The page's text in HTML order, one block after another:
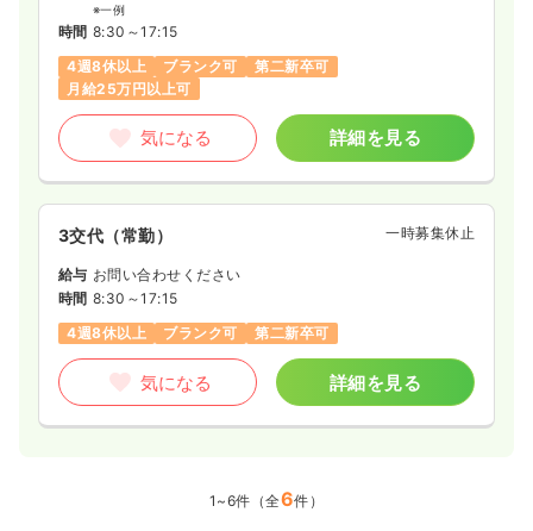
※一例
時間 8:30～17:15
4週8休以上
ブランク可
第二新卒可
月給25万円以上可
気になる 詳細を見る
3交代（常勤） 一時募集休止
給与 お問い合わせください
時間 8:30～17:15
4週8休以上
ブランク可 第二新卒可
気になる 詳細を見る
1~6件（全6件）